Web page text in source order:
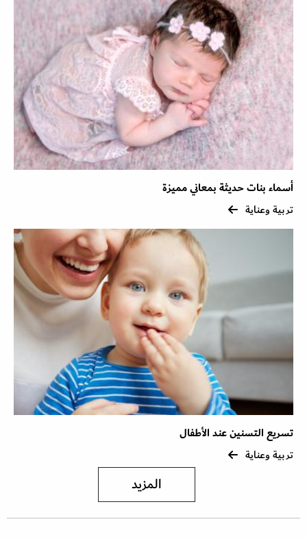
أسماء بنات حديثة بمعاني مميزة
تربية وعناية
تسريع التسنين عند الأطفال
تربية وعناية
المزيد